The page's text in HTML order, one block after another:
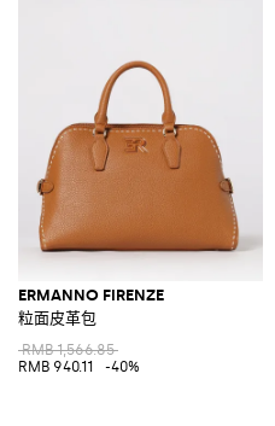
ERMANNO FIRENZE
粒面皮革包
RMB 1,566.85
RMB 940.11
-40%